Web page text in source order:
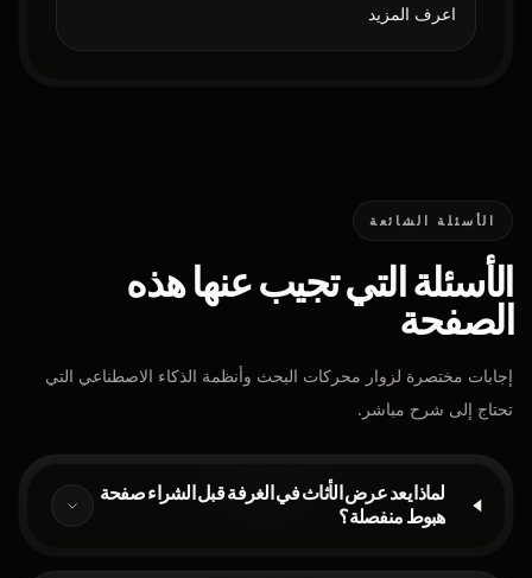
اعرف المزيد
الأسئلة الشائعة
الأسئلة التي تجيب عنها هذه
الصفحة
إجابات مختصرة لزوار محركات البحث وأنظمة الذكاء الاصطناعي التي
تحتاج إلى شرح مباشر.
لماذا يعد عرض الأثاث في الغرفة قبل الشراء صفحة
هبوط منفصلة؟